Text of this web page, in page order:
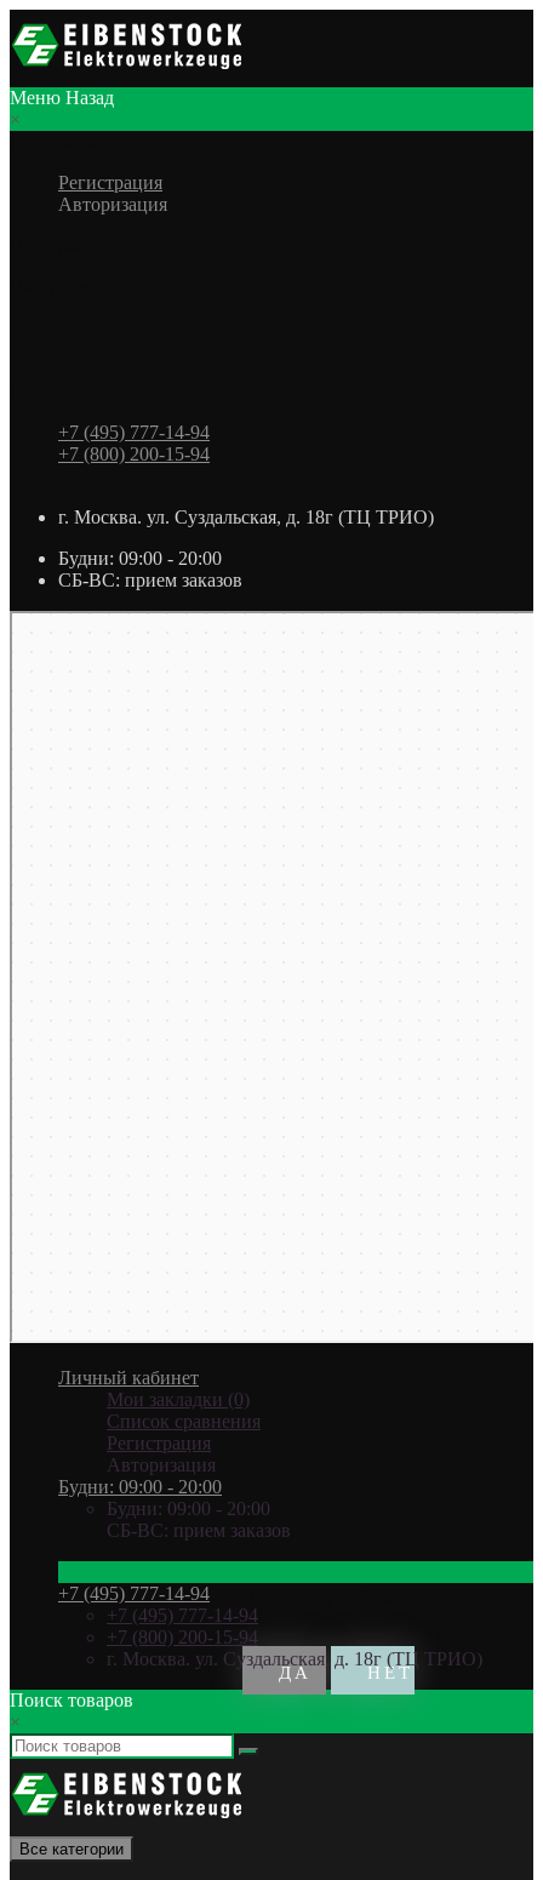
Меню Назад
×
Регистрация
Авторизация
+7 (495) 777-14-94
+7 (800) 200-15-94
г. Москва. ул. Суздальская, д. 18г (ТЦ ТРИО)
Будни: 09:00 - 20:00
СБ-ВС: прием заказов
Личный кабинет
Мои закладки (0)
Список сравнения
Регистрация
Авторизация
Будни: 09:00 - 20:00
Будни: 09:00 - 20:00
СБ-ВС: прием заказов
+7 (495) 777-14-94
+7 (495) 777-14-94
+7 (800) 200-15-94
г. Москва. ул. Суздальская, д. 18г (ТЦ ТРИО)
Поиск товаров
×
Все категории